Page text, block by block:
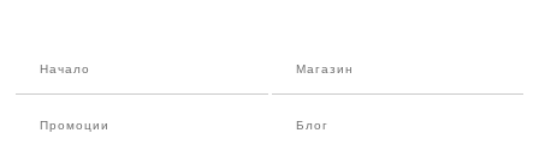
Начало Магазин
Промоции Блог